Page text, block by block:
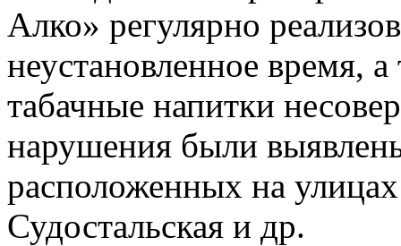
Алко» регулярно
неустановленное время,
табачные напитки
нарушения были
расположенных на
Судостальская и др.